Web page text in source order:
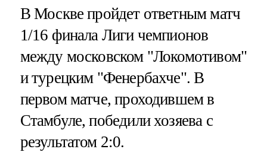
В Москве пройдет ответным матч
1/16 финала Лиги чемпионов
между московском "Локомотивом"
и турецким "Фенербахче". В
первом матче, проходившем в
Стамбуле, победили хозяева с
результатом 2:0.